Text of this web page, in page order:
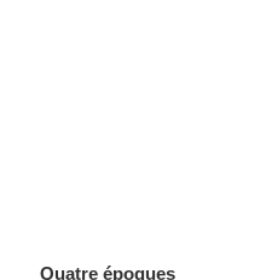
Quatre époques